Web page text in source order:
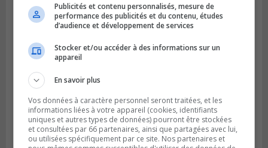
Publié le 5 août 2026 à 09h42
La SQ lance un appel à la population pour
retrouver un homme disparu
Publicités et contenu personnalisés, mesure de
performance des publicités et du contenu, études
d’audience et développement de services
Stocker et/ou accéder à des informations sur un
appareil
En savoir plus
Vos données à caractère personnel seront traitées, et les
informations liées à votre appareil (cookies, identifiants
uniques et autres types de données) pourront être stockées
et consultées par 66 partenaires, ainsi que partagées avec lui,
ou utilisées spécifiquement par ce site. Nos partenaires et